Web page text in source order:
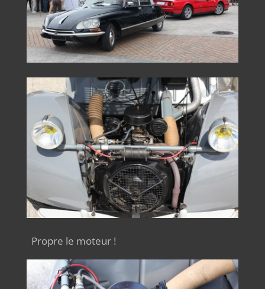
Propre le moteur !